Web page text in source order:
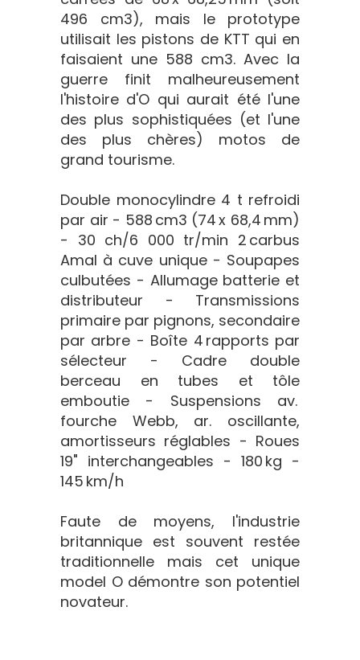
496 cm3), mais le prototype
utilisait les pistons de KTT qui en
faisaient une 588 cm3. Avec la
guerre finit malheureusement
l'histoire d'O qui aurait été l'une
des plus sophistiquées (et l'une
des plus chères) motos de
grand tourisme.
Double monocylindre 4 t refroidi
par air - 588 cm3 (74 x 68,4 mm)
- 30 ch/6 000 tr/min 2 carbus
Amal à cuve unique - Soupapes
culbutées - Allumage batterie et
distributeur - Transmissions
primaire par pignons, secondaire
par arbre - Boîte 4 rapports par
sélecteur - Cadre double
berceau en tubes et tôle
emboutie - Suspensions av.
fourche Webb, ar. oscillante,
amortisseurs réglables - Roues
19" interchangeables - 180 kg -
145 km/h
Faute de moyens, l'industrie
britannique est souvent restée
traditionnelle mais cet unique
model O démontre son potentiel
novateur.